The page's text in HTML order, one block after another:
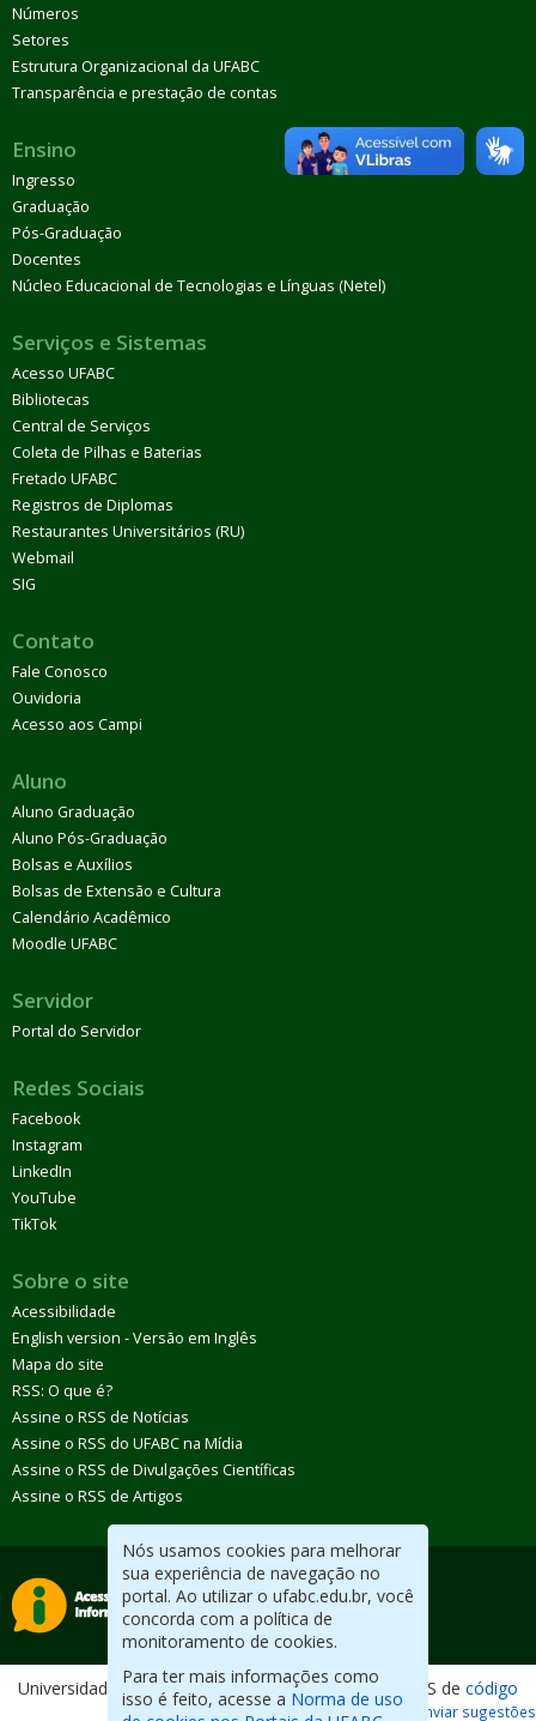
Nós usamos cookies para melhorar
sua experiência de navegação no
portal. Ao utilizar o ufabc.edu.br, você
concorda com a política de
monitoramento de cookies.
Para ter mais informações como
isso é feito, acesse a Norma de uso
Números
Setores
Estrutura Organizacional da UFABC
Transparência e prestação de contas
Ensino
Ingresso
Graduação
Pós-Graduação
Docentes
Núcleo Educacional de Tecnologias e Línguas (Netel)
Serviços e Sistemas
Acesso UFABC
Bibliotecas
Central de Serviços
Coleta de Pilhas e Baterias
Fretado UFABC
Registros de Diplomas
Restaurantes Universitários (RU)
Webmail
SIG
Contato
Fale Conosco
Ouvidoria
Acesso aos Campi
Aluno
Aluno Graduação
Aluno Pós-Graduação
Bolsas e Auxílios
Bolsas de Extensão e Cultura
Calendário Acadêmico
Moodle UFABC
Servidor
Portal do Servidor
Redes Sociais
Facebook
Instagram
LinkedIn
YouTube
TikTok
Sobre o site
Acessibilidade
English version - Versão em Inglês
Mapa do site
RSS: O que é?
Assine o RSS de Notícias
Assine o RSS do UFABC na Mídia
Assine o RSS de Divulgações Científicas
Assine o RSS de Artigos
Universidade Federal do ABC. Desenvolvido com CMS de código
aberto. Reportar erros / Enviar sugestões